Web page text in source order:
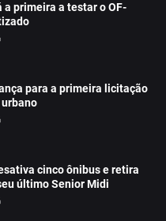
a primeira a testar o OF-
para a primeira licitação
cinco ônibus e retira
último Senior Midi